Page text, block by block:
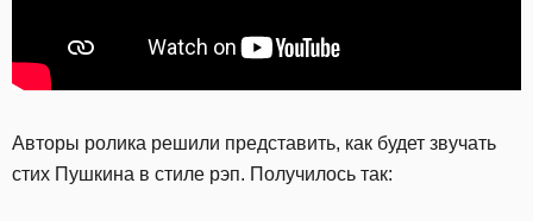
Авторы ролика решили представить, как будет звучать
стих Пушкина в стиле рэп. Получилось так: